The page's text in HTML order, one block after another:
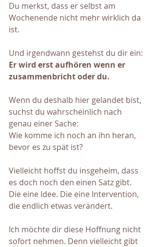
Du merkst, dass er selbst am
Wochenende nicht mehr wirklich da
ist.
Und irgendwann gestehst du dir ein:
Er wird erst aufhören wenn er
zusammenbricht oder du.
Wenn du deshalb hier gelandet bist,
suchst du wahrscheinlich nach
genau einer Sache:
Wie komme ich noch an ihn heran,
bevor es zu spät ist?
Vielleicht hoffst du insgeheim, dass
es doch noch den einen Satz gibt.
Die eine Idee. Die eine Intervention,
die endlich etwas verändert.
Ich möchte dir diese Hoffnung nicht
sofort nehmen. Denn vielleicht gibt